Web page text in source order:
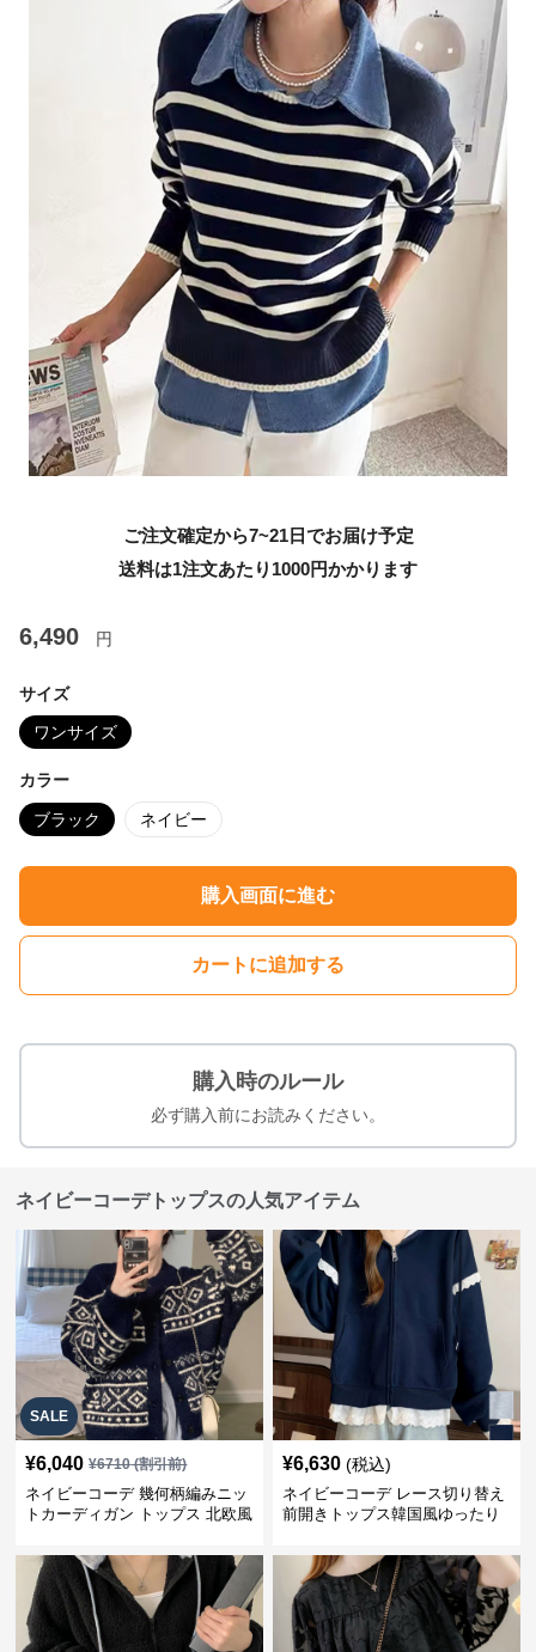
ご注文確定から7~21日でお届け予定
送料は1注文あたり 1000円かかります
6,490 円
サイズ
ワンサイズ
カラー
ブラック ネイビー
購入画面に進む
カートに追加する
購入時のルール
必ず購入前にお読みください。
ネイビーコーデトップスの人気アイテム
SALE
¥6,040 ¥6710(割引前)
ネイビーコーデ 幾何柄編みニッ
トカーディガン トップス 北欧風
¥6,630 (税込)
ネイビーコーデ レース切り替え
前開きトップス韓国風ゆったり